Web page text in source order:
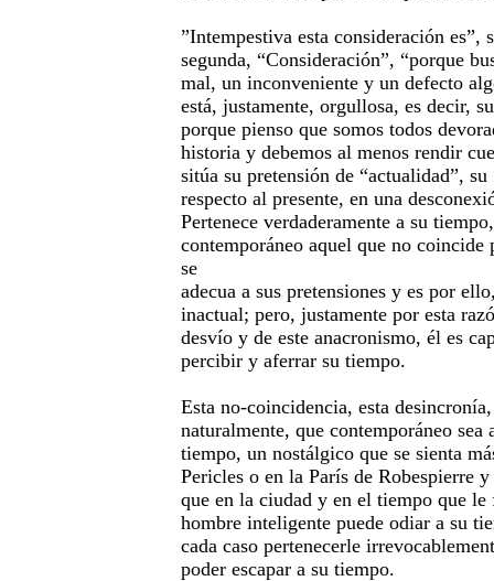
”Intempestiva esta consideración es”,
segunda, “Consideración”, “porque
mal, un inconveniente y un defecto
está, justamente, orgullosa, es decir,
porque pienso que somos todos
historia y debemos al menos rendir
sitúa su pretensión de “actualidad”,
respecto al presente, en una
Pertenece verdaderamente a su
contemporáneo aquel que no coincide
se
adecua a sus pretensiones y es por
inactual; pero, justamente por esta
desvío y de este anacronismo, él es
percibir y aferrar su tiempo.
Esta no-coincidencia, esta
naturalmente, que contemporáneo
tiempo, un nostálgico que se sienta
Pericles o en la París de Robespierre
que en la ciudad y en el tiempo que
hombre inteligente puede odiar a su
cada caso pertenecerle
poder escapar a su tiempo.